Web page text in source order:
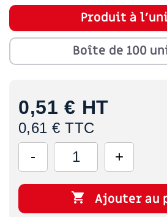
Produit à
Boîte de 100
0,51 € HT
0,61 € TTC
 Ajouter au